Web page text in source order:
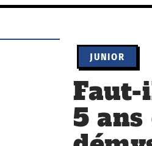
JUNIOR
Faut-
5